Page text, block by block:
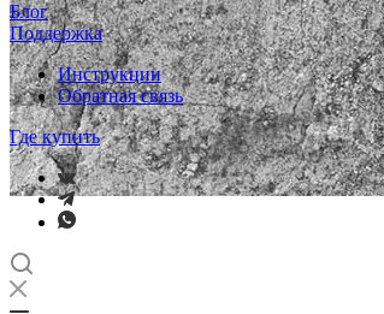
Блог
Поддержка
Инструкции
Обратная связь
Где купить